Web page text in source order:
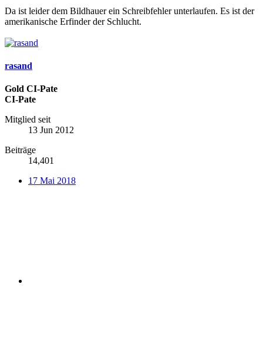
Da ist leider dem Bildhauer ein Schreibfehler unterlaufen. Es ist der
amerikanische Erfinder der Schlucht.
rasand
Gold CI-Pate
CI-Pate
Mitglied seit
13 Jun 2012
Beiträge
14,401
17 Mai 2018